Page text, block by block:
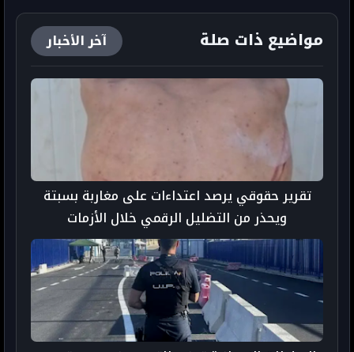
مواضيع ذات صلة آخر الأخبار
تقرير حقوقي يرصد اعتداءات على مغاربة بسبتة
ويحذر من التضليل الرقمي خلال الأزمات